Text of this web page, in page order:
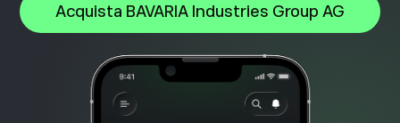
Acquista BAVARIA Industries Group AG